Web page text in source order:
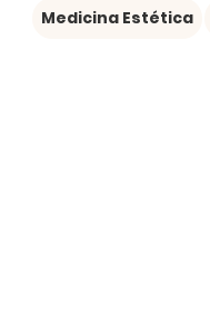
Medicina Estética